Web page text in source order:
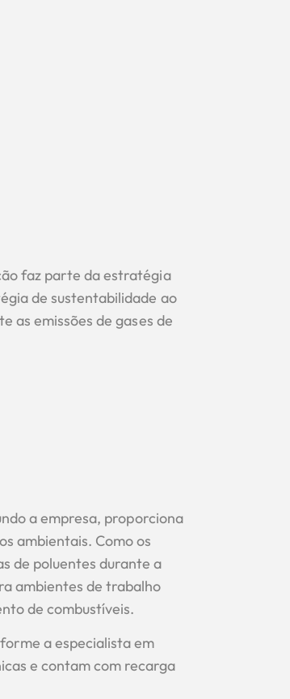
faz parte da estratégia
de sustentabilidade ao
as emissões de gases de
a empresa, proporciona
ambientais. Como os
de poluentes durante a
ambientes de trabalho
de combustíveis.
a especialista em
e contam com recarga